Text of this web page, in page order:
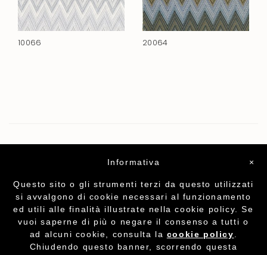
10066 20064
×
Informativa
Questo sito o gli strumenti terzi da questo utilizzati
si avvalgono di cookie necessari al funzionamento
ed utili alle finalità illustrate nella cookie policy. Se
vuoi saperne di più o negare il consenso a tutti o
ad alcuni cookie, consulta la cookie policy
Chiudendo questo banner, scorrendo questa